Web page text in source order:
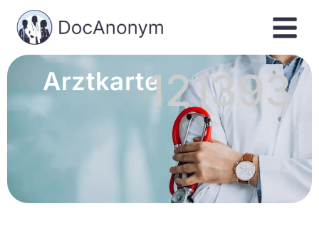
Arztkarte121393